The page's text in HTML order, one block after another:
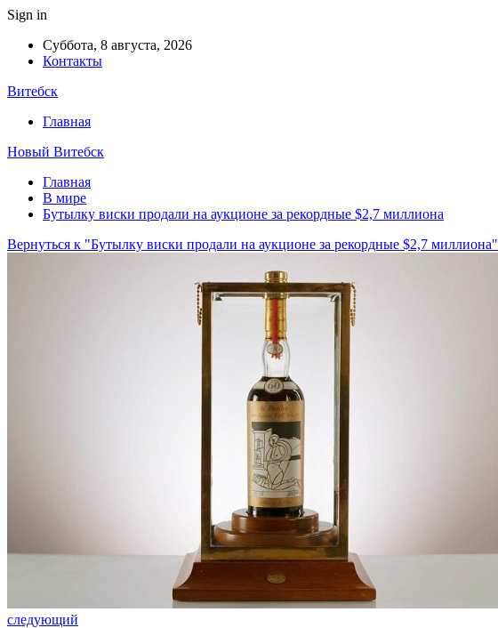
Sign in
Суббота, 8 августа, 2026
Контакты
Витебск
Главная
Новый Витебск
Главная
В мире
Бутылку виски продали на аукционе за рекордные $2,7 миллиона
Вернуться к "Бутылку виски продали на аукционе за рекордные $2,7 миллиона"
следующий